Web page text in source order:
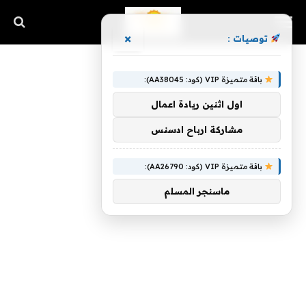
توصيات : ×
باقة متميزة VIP (كود: AA38045):
اول اثنين ريادة اعمال
مشاركة ارباح ادسنس
باقة متميزة VIP (كود: AA26790):
ماسنجر المسلم